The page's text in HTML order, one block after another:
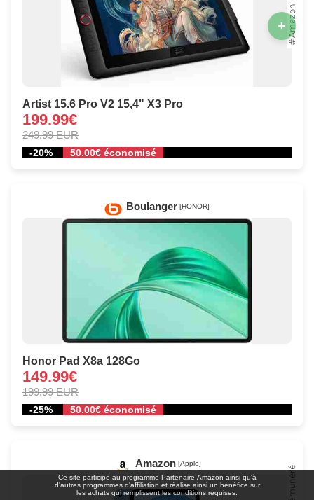
Artist 15.6 Pro V2 15,4" X3 Pro
199.99€
249.99 EUR
-20% 50.00€ économisé
+
Boulanger [HONOR]
Honor Pad X8a 128Go
149.99€
199.99 EUR
-25% 50.00€ économisé
Amazon [Apple]
Ce site participe au programme Partenaire Αmazοn ainsi qu'à
d'autres programmes d'affiliation et réalise ainsi un bénéfice sur
les achats qui remplissent les conditions requises.